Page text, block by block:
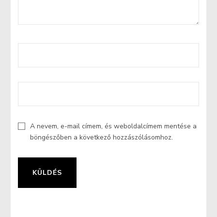
A nevem, e-mail címem, és weboldalcímem mentése a
böngészőben a következő hozzászólásomhoz.